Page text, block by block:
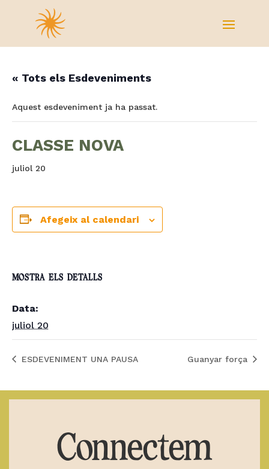
« Tots els Esdeveniments
Aquest esdeveniment ja ha passat.
CLASSE NOVA
juliol 20
Afegeix al calendari
MOSTRA ELS DETALLS
Data:
juliol 20
ESDEVENIMENT UNA PAUSA Guanyar força
Connectem